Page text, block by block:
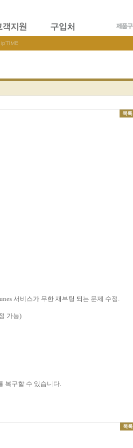
서비스가 무한 재부팅 되는 문제 수정.
가능)
복구할 수 있습니다.